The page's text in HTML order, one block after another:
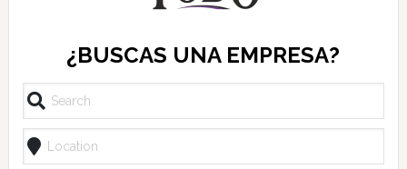
¿BUSCAS UNA EMPRESA?